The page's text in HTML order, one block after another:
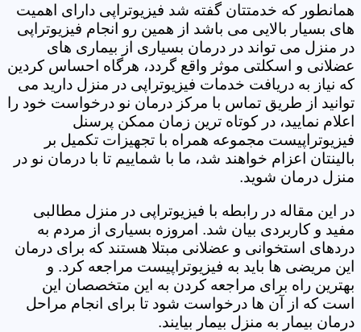
همانطور که خدمتتان گفته شد فیزیوتراپی دارای اهمیت
های بسیار بالایی می باشد از همین رو انجام فیزیوتراپی
در منزل می تواند در درمان بسیاری از بیماری های
عضلانی و اسکلتی موثر واقع گردد، هرگاه احساس کردین
که نیاز به دریافت خدمات فیزیوتراپی در منزل دارید می
توانید از طریق تماس با مرکز درمان نو درخواست خود را
اعلام نمایید، در کوتاه ترین زمان ممکن پرسنل
فیزیوتراپیست مجموعه همراه با تجهیزات تکمیل بر
بالینتان اعزام خواهند شد، ما با شماییم تا با درمان نو در
منزل درمان شوید.
در این مقاله در رابطه با فیزیوتراپی در منزل مطالبی
مفید و کاربردی بیان شد. امروزه بسیاری از مردم به
دردهای استخوانی و عضلانی مبتلا هستند که برای درمان
این مریضی ها باید به فیزیوتراپیست مراجعه کرد. و
بهترین راه برای مراجعه کردن به این متخصصان این
است که از آن ها درخواست شود تا برای انجام مراحل
درمان بیمار به منزل بیمار بیایند.